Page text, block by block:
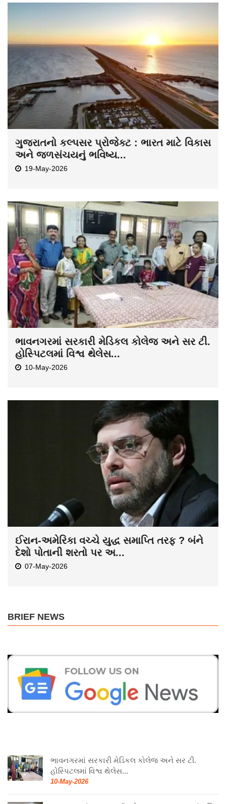
ગુજરાતનો કલ્પસર પ્રોજેક્ટ : ભારત માટે વિકાસ
અને જળસંચયનું ભવિષ્ય...
19-May-2026
ભાવનગરમાં સરકારી મેડિકલ કોલેજ અને સર ટી.
હોસ્પિટલમાં વિશ્વ થેલેસ...
10-May-2026
ઈરાન-અમેરિકા વચ્ચે યુદ્ધ સમાપ્તિ તરફ ? બંને
દેશો પોતાની શરતો પર અ...
07-May-2026
BRIEF NEWS
ભાવનગરમાં સરકારી મેડિકલ કોલેજ અને સર ટી.
હોસ્પિટલમાં વિશ્વ થેલેસ...
10-May-2026